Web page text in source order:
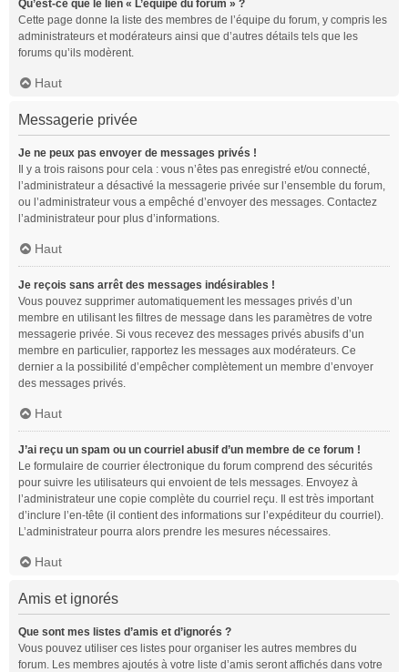
Qu’est-ce que le lien « L’équipe du forum » ?
Cette page donne la liste des membres de l’équipe du forum, y compris les
administrateurs et modérateurs ainsi que d’autres détails tels que les
forums qu’ils modèrent.
Haut
Messagerie privée
Je ne peux pas envoyer de messages privés !
Il y a trois raisons pour cela : vous n’êtes pas enregistré et/ou connecté,
l’administrateur a désactivé la messagerie privée sur l’ensemble du forum,
ou l’administrateur vous a empêché d’envoyer des messages. Contactez
l’administrateur pour plus d’informations.
Haut
Je reçois sans arrêt des messages indésirables !
Vous pouvez supprimer automatiquement les messages privés d’un
membre en utilisant les filtres de message dans les paramètres de votre
messagerie privée. Si vous recevez des messages privés abusifs d’un
membre en particulier, rapportez les messages aux modérateurs. Ce
dernier a la possibilité d’empêcher complètement un membre d’envoyer
des messages privés.
Haut
J’ai reçu un spam ou un courriel abusif d’un membre de ce forum !
Le formulaire de courrier électronique du forum comprend des sécurités
pour suivre les utilisateurs qui envoient de tels messages. Envoyez à
l’administrateur une copie complète du courriel reçu. Il est très important
d’inclure l’en-tête (il contient des informations sur l’expéditeur du courriel).
L’administrateur pourra alors prendre les mesures nécessaires.
Haut
Amis et ignorés
Que sont mes listes d’amis et d’ignorés ?
Vous pouvez utiliser ces listes pour organiser les autres membres du
forum. Les membres ajoutés à votre liste d’amis seront affichés dans votre